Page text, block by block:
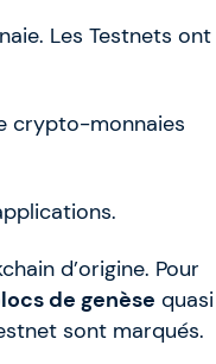
Les Testnets ont
crypto-monnaies
d’origine. Pour
de genèse quasi
sont marqués.